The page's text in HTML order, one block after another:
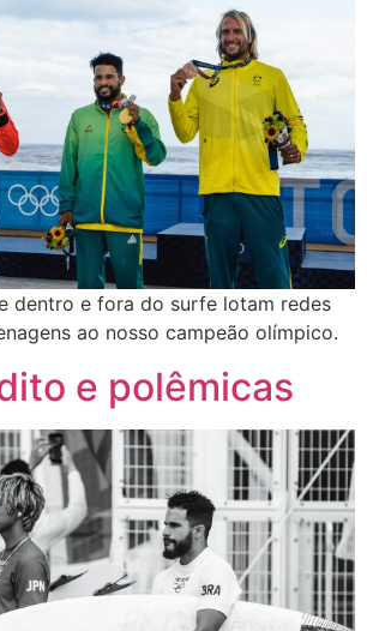
dentro e fora do surfe lotam redes
ao nosso campeão olímpico.
e polêmicas